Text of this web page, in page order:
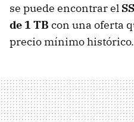
se puede encontrar el
de 1 TB con una oferta
precio mínimo histórico.